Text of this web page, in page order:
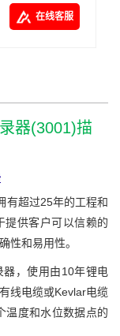
在线客服
器(3001)描
有超过25年的工程和
提供客户可以信赖的
性和易用性。
，使用由10年锂电
线电缆或Kevlar电缆
温度和水位数据点的